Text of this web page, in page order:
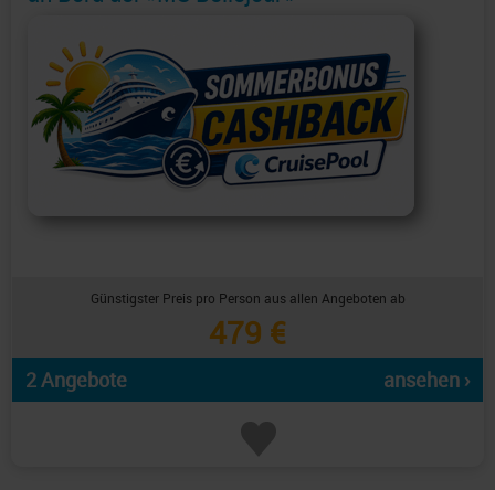
Günstigster Preis pro Person aus allen Angeboten ab
479 €
2 Angebote ansehen ›